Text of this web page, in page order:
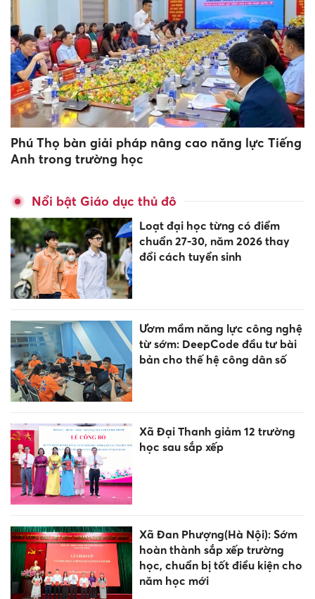
Phú Thọ bàn giải pháp nâng cao năng lực Tiếng
Anh trong trường học
Nổi bật Giáo dục thủ đô
Loạt đại học từng có điểm
chuẩn 27-30, năm 2026 thay
đổi cách tuyển sinh
Ươm mầm năng lực công nghệ
từ sớm: DeepCode đầu tư bài
bản cho thế hệ công dân số
Xã Đại Thanh giảm 12 trường
học sau sắp xếp
Xã Đan Phượng(Hà Nội): Sớm
hoàn thành sắp xếp trường
học, chuẩn bị tốt điều kiện cho
năm học mới